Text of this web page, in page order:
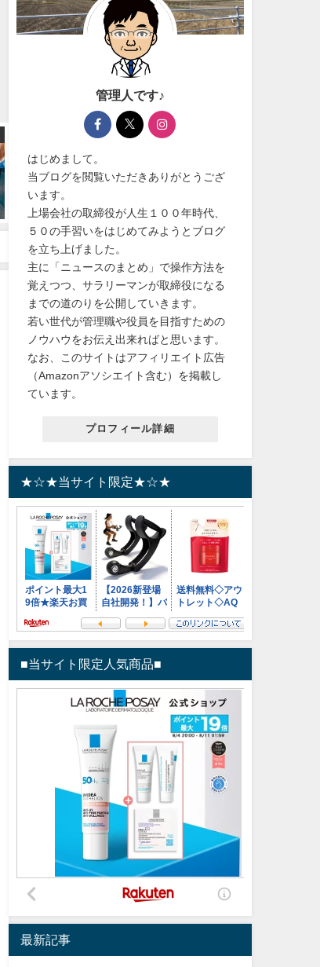
アフィリエイト
【新居】快適な眠りを叶える！
純高反発マットレスの魅力と
は？ベッド、布団に夜の安眠・
快楽
2024年3月28日
【黄昏舞台】北条司「キャ
高島礼子が三姉妹に！明治
けに明治時代の劇らしいｗ
管理人です♪
はじめまして。
当ブログを閲覧いただきありがとうござ
います。
上場会社の取締役が人生１００年時代、
５０の手習いをはじめてみようとブログ
を立ち上げました。
主に「ニュースのまとめ」で操作方法を
覚えつつ、サラリーマンが取締役になる
までの道のりを公開していきます。
若い世代が管理職や役員を目指すための
ノウハウをお伝え出来ればと思います。
なお、このサイトはアフィリエイト広告
（Amazonアソシエイト含む）を掲載し
ています。
プロフィール詳細
★☆★当サイト限定★☆★
■当サイト限定人気商品■
最新記事